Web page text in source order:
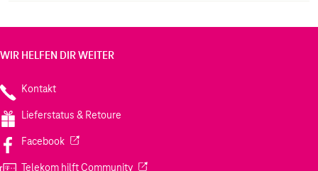
WIR HELFEN DIR WEITER
Kontakt
Lieferstatus & Retoure
Facebook(Wird in einem neuen Tab geöffnet)
Telekom hilft Community(Wird in einem neuen Tab geöffnet)